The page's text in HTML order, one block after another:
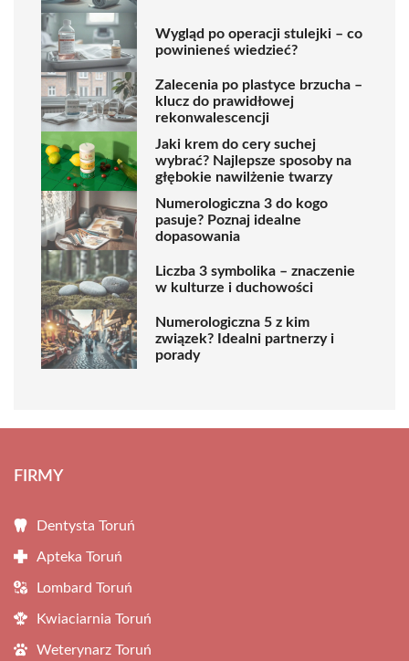
Wygląd po operacji stulejki – co
powinieneś wiedzieć?
Zalecenia po plastyce brzucha –
klucz do prawidłowej
rekonwalescencji
Jaki krem do cery suchej
wybrać? Najlepsze sposoby na
głębokie nawilżenie twarzy
Numerologiczna 3 do kogo
pasuje? Poznaj idealne
dopasowania
Liczba 3 symbolika – znaczenie
w kulturze i duchowości
Numerologiczna 5 z kim
związek? Idealni partnerzy i
porady
FIRMY
Dentysta Toruń
Apteka Toruń
Lombard Toruń
Kwiaciarnia Toruń
Weterynarz Toruń